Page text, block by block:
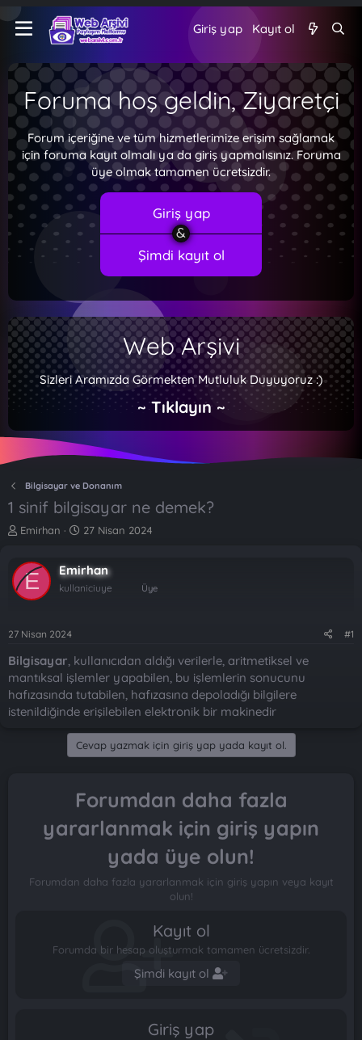
Giriş yap Kayıt ol
Foruma hoş geldin, Ziyaretçi
Forum içeriğine ve tüm hizmetlerimize erişim sağlamak
için foruma kayıt olmalı ya da giriş yapmalısınız. Foruma
üye olmak tamamen ücretsizdir.
Giriş yap
Şimdi kayıt ol
Web Arşivi
Sizleri Aramızda Görmekten Mutluluk Duyuyoruz :)
~ Tıklayın ~
Bilgisayar ve Donanım
1 sinif bilgisayar ne demek?
K
b
u
y
b
ş
l
a
a
Emirhan
B
l
a
t
a
h
i
27 Nisan 2024
E Emirhan
kullaniciuye Üye
27 Nisan 2024 #1
Bilgisayar , kullanıcıdan aldığı verilerle, aritmetiksel ve
mantıksal işlemler yapabilen, bu işlemlerin sonucunu
hafızasında tutabilen, hafızasına depoladığı bilgilere
istenildiğinde erişilebilen elektronik bir makinedir
Cevap yazmak için giriş yap yada kayıt ol.
Forumdan daha fazla
yararlanmak için giriş yapın
yada üye olun!
Forumdan daha fazla yararlanmak için giriş yapın veya kayıt
olun!
Kayıt ol
Forumda bir hesap oluşturmak tamamen ücretsizdir.
Şimdi kayıt ol
Giriş yap